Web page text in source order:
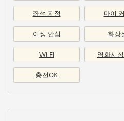
좌석 지정 마이
여성 안심 화장
Wi-Fi 영화시
충전OK